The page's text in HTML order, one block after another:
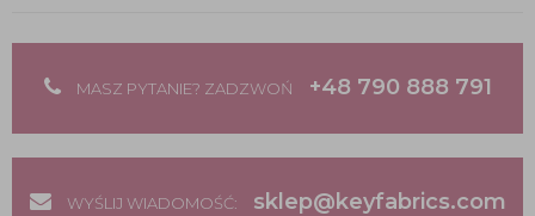
MASZ PYTANIE? ZADZWOŃ +48 790 888 791
WYŚLIJ WIADOMOŚĆ: sklep@keyfabrics.com